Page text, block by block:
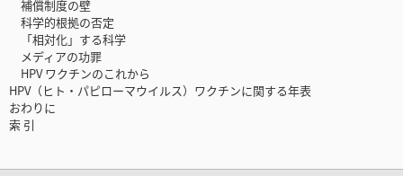
補償制度の壁
科学的根拠の否定
「相対化」する科学
メディアの功罪
HPV ワクチンのこれから
HPV（ヒト・パピローマウイルス）ワクチンに関する年表
おわりに
索 引